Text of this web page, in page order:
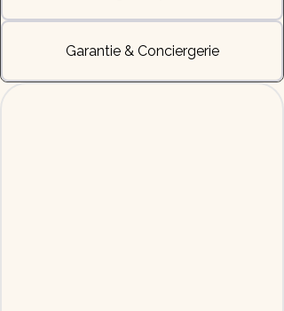
Garantie & Conciergerie